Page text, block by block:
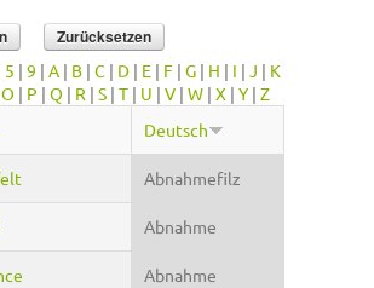
5 | 9 | A | B | C | D | E | F | G | H | I | J | K
O | P | Q | R | S | T | U | V | W | X | Y | Z
Deutsch
Abnahmefilz
Abnahme
Abnahme